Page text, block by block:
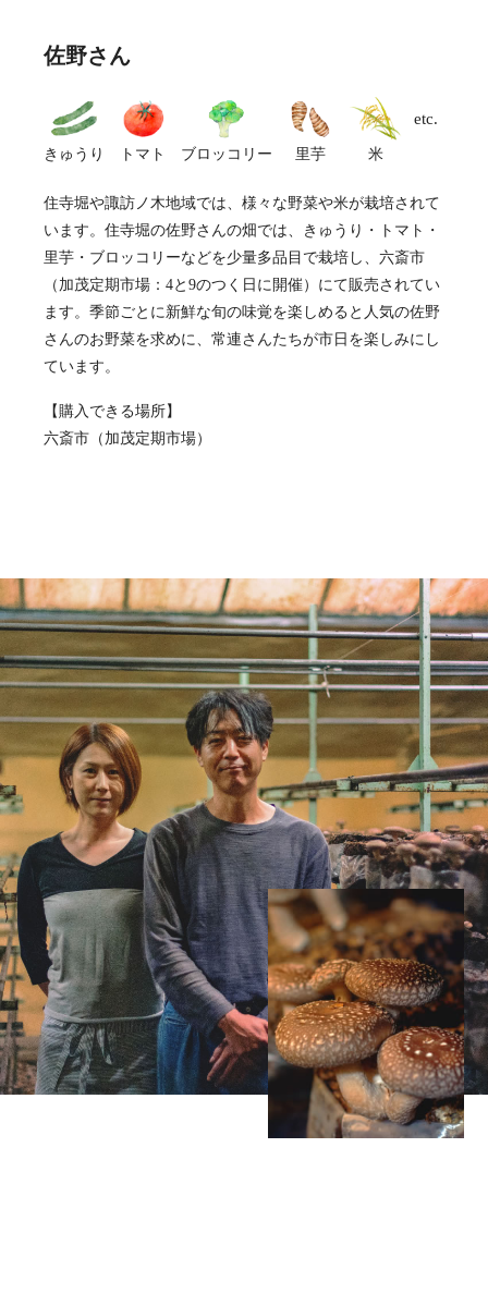
佐野さん
きゅうり トマト ブロッコリー 里芋 米
etc.
住寺堀や諏訪ノ木地域では、様々な野菜や米が栽培されて
います。住寺堀の佐野さんの畑では、きゅうり・トマト・
里芋・ブロッコリーなどを少量多品目で栽培し、六斎市
（加茂定期市場：4と9のつく日に開催）にて販売されてい
ます。季節ごとに新鮮な旬の味覚を楽しめると人気の佐野
さんのお野菜を求めに、常連さんたちが市日を楽しみにし
ています。
【購入できる場所】
六斎市（加茂定期市場）